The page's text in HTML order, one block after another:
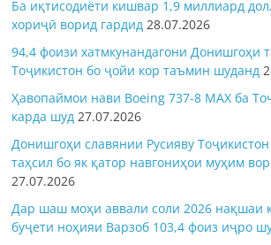
Ба иқтисодиёти кишвар 1,9 миллиард
хориҷӣ ворид гардид 28.07.2026
94,4 фоизи хатмкунандагони Донишгоҳи
Тоҷикистон бо ҷойи кор таъмин шуданд
Ҳавопаймои нави Boeing 737-8 MAX ба
карда шуд 27.07.2026
Донишгоҳи славянии Русияву
таҳсил бо як қатор навгониҳои муҳим
27.07.2026
Дар шаш моҳи аввали соли 2026 нақшаи
буҷети ноҳияи Варзоб 103,4 фоиз иҷро